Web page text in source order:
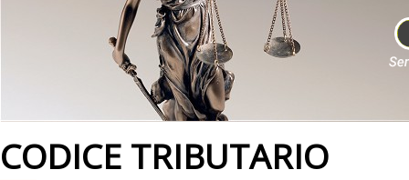
CODICE TRIBUTARIO